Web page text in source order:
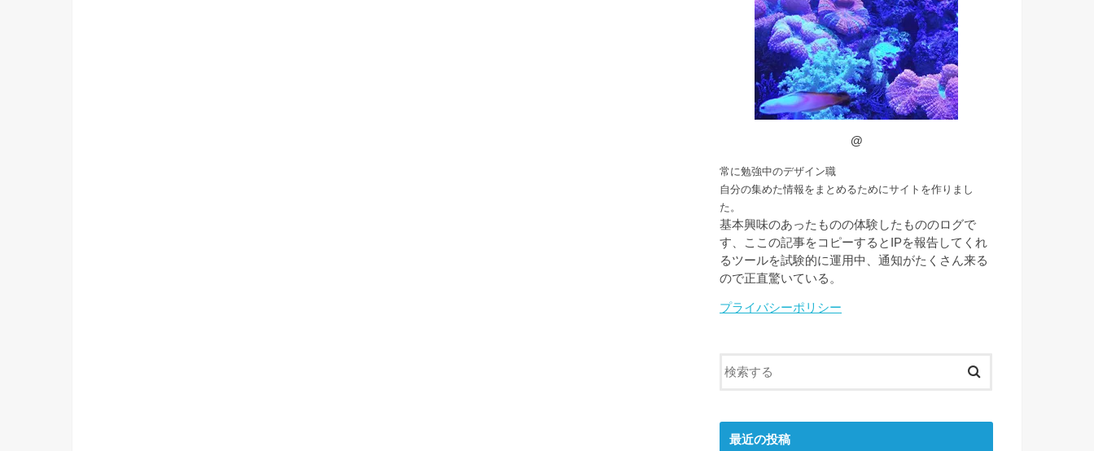
@
常に勉強中のデザイン職
自分の集めた情報をまとめるためにサイトを作りまし
た。
基本興味のあったものの体験したもののログで
す、ここの記事をコピーするとIPを報告してくれ
るツールを試験的に運用中、通知がたくさん来る
ので正直驚いている。
プライバシーポリシー
最近の投稿